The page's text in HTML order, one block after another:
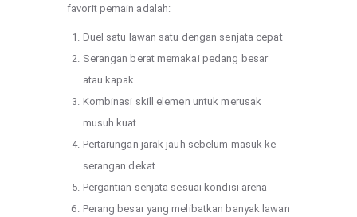
favorit pemain adalah:
Duel satu lawan satu dengan senjata cepat
Serangan berat memakai pedang besar
atau kapak
Kombinasi skill elemen untuk merusak
musuh kuat
Pertarungan jarak jauh sebelum masuk ke
serangan dekat
Pergantian senjata sesuai kondisi arena
Perang besar yang melibatkan banyak lawan